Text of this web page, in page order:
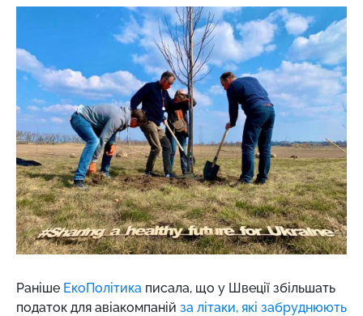
Раніше ЕкоПолітика писала, що у Швеції збільшать
податок для авіакомпаній за літаки, які забруднюють